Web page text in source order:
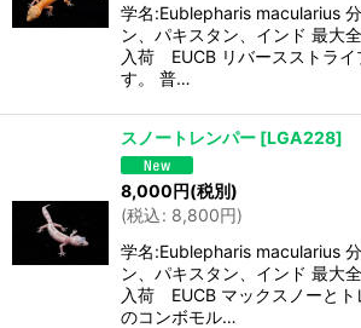
学名:Eublepharis macularius
ン、パキスタン、インド 最大
入荷 EUCB リバースストライ
す。 普…
スノートレンパー [LGA228]
8,000円(税別)
(税込: 8,800円)
学名:Eublepharis macularius
ン、パキスタン、インド 最大
入荷 EUCB マックスノーとト
のコンボモル…